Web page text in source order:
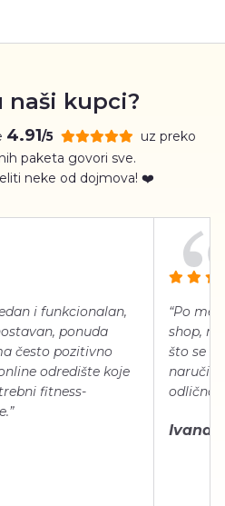
naši kupci?
4.91/5
uz preko
paketa govori sve.
neke od dojmova! ❤️
i funkcionalan,
ponuda
često pozitivno
odredište koje
fitness-
“Po
shop,
što se
naručiti,
odlično
Ivana